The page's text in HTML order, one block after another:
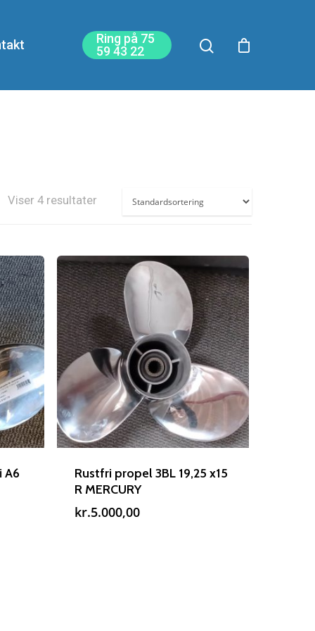
Ring på 75
59 43 22
Viser 4 resultater
A6
Rustfri propel 3BL 19,25 x15
R MERCURY
kr.5.000,00